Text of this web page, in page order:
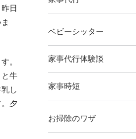
日
。
牛
し
夕
ベビーシッター
家事代行体験談
家事時短
お掃除のワザ